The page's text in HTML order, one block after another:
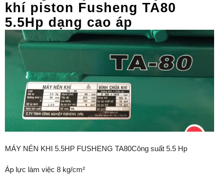
khí piston Fusheng TA80
5.5Hp dạng cao áp
MÁY NÉN KHI 5.5HP FUSHENG TA80Công suất 5.5 Hp
Áp lực làm việc 8 kg/cm²